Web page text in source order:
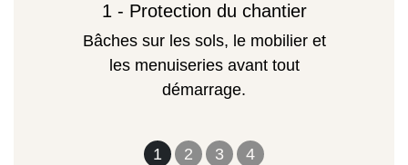
1 2 3 4
1 - Protection du chantier
Bâches sur les sols, le mobilier et
les menuiseries avant tout
démarrage.